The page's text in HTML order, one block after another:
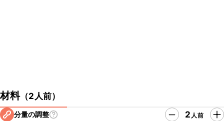
材料（2人前）
分量の調整 2 人前